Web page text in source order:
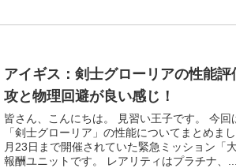
アイギス：剣士グローリアの性能
攻と物理回避が良い感じ！
皆さん、こんにちは。 見習い王子です。 今回
「剣士グローリア」の性能についてまとめま
月23日まで開催されていた緊急ミッション「
報酬ユニットです。 レアリティはプラチナ、...